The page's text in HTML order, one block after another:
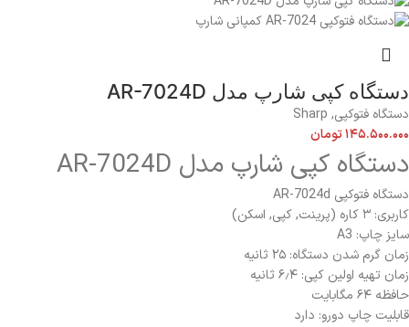
دستگاه کپی شارپ مدل AR-7024D
دستگاه فتوکپی,
Sharp
۱۴۵.۵۰۰.۰۰۰تومان
دستگاه کپی شارپ مدل AR-7024D
دستگاه فتوکپی AR-7024d
کاربری: ۳ کاره (پرینت, کپی, اسکن)
سایز چاپ: A3
زمان گرم شدن دستگاه: ۲۵ ثانیه
زمان تهیه اولین کپی: ۶٫۴ ثانیه
حافظه ۶۴ مگابایت
قابلیت چاپ دورو: دارد